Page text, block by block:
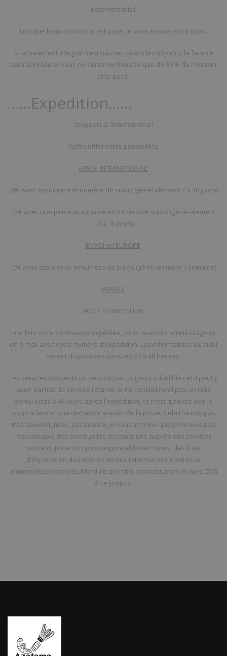
paiement total.
Lorsque le montant total est payé, je vous envoie votre bijou.
Si le paiement intégral n’est pas reçu dans les 60 jours, la facture
sera annulée et vous ne serez remboursé que de 50 % du montant
total payé.
……Expedition……
J’expedie à l’international!
J’offre différentes possibilités
ENVOI INTERNATIONAL:
28€ Avec Assurance et numéro de suivis (généralement 7 à 10 jours)
15€ avec une petite assurance et numéro de suivis (généralement
10 à 15 jours)
ENVOI en EUROPE
15€ avec assurance et numéro de suivis (généralement 1 semaine)
FRANCE
7€ COLISSIMO SUIVIS
Une fois votre commande expédiée, vous recevrez un message ou
un e-mail avec votre numéro d’expédition. Les informations de suivi
seront disponibles dans les 24 à 48 heures.
Les services d’expédition ne sont pas toujours infaillibles et il peut y
avoir parfois de sérieux retards. Je ne considérerai pas un colis
perdu jusqu’à 40 jours après l’expédition, ce n’est qu’alors que je
pourrai lancer une demande auprès de la poste. Cela n’arrive pas
très souvent, mais, par avance, je vous informe que je ne suis pas
responsable des éventuelles réclamations auprès des services
postaux. Je ne suis pas responsable des taxes, des frais
d’importation douanières ou des informations d’adresse
incomplètes/erronées.Merci de prendre connaissance de mes CVG
à ce propos.